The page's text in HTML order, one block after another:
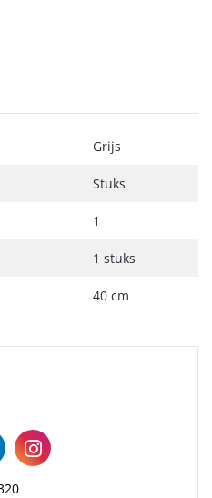
Grijs
Stuks
1
1 stuks
40 cm